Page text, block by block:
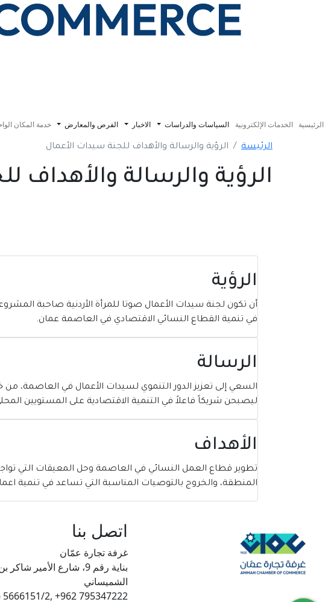
الرئيسية الخدمات الإلكترونية السياسات والدراسات الاخبار الفرص والمعارض خدمة المكان
الرئيسة الرؤية والرسالة والأهداف للجنة سيدات الأعمال
الرؤية والرسالة والأهداف
الرؤية
أن تكون لجنة سيدات الأعمال صوتا للمرأة الأردنية صاحبة
في تنمية القطاع النسائي الاقتصادي في العاصمة عمان.
الرسالة
السعي إلى تعزيز الدور التنموي لسيدات الأعمال في العاصمة،
ليصبحن شريكاً فاعلاً في التنمية الاقتصادية على المستويين
الأهداف
تطوير قطاع العمل النسائي في العاصمة وحل المعيقات التي
المنطقة، والخروج بالتوصيات المناسبة التي تساعد في تنمية
اتصل بنا
غرفة تجارة عمّان
بناية رقم 9، شارع الأمير شاكر
الشميساني
795347222 962+ ,5666151/2 (6) 962+